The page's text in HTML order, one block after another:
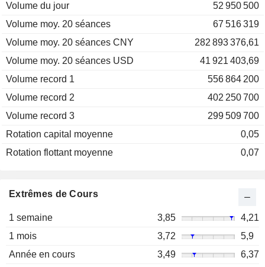
Volume du jour
52 950 500
Volume moy. 20 séances
67 516 319
Volume moy. 20 séances CNY
282 893 376,61
Volume moy. 20 séances USD
41 921 403,69
Volume record 1
556 864 200
Volume record 2
402 250 700
Volume record 3
299 509 700
Rotation capital moyenne
0,05
Rotation flottant moyenne
0,07
Extrêmes de Cours
1 semaine 3,85
4,21
1 mois
3,72
5,9
Année en cours
3,49
6,37